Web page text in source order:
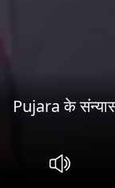
Pujara के